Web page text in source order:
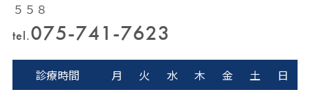
５５８
tel.075-741-7623
診療時間 月 火 水 木 金 土
日